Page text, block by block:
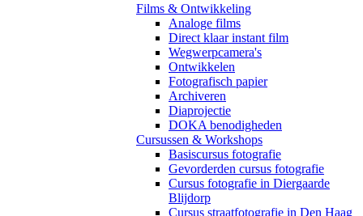
Films & Ontwikkeling
Analoge films
Direct klaar instant film
Wegwerpcamera's
Ontwikkelen
Fotografisch papier
Archiveren
Diaprojectie
DOKA benodigheden
Cursussen & Workshops
Basiscursus fotografie
Gevorderden cursus fotografie
Cursus fotografie in Diergaarde
Blijdorp
Cursus straatfotografie in Den Haag